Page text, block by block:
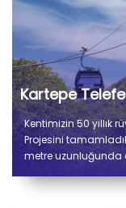
Kartepe
Kentimizin 50 yıllık
Projesini
metre uzunluğunda